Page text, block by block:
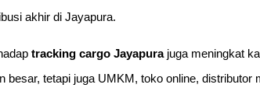
akhir di Jayapura.
tracking cargo Jayapurajuga meningkat
besar, tetapi juga UMKM, toko online, distributor